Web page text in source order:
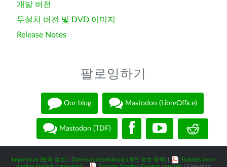
개발 버전
무설치 버전 및 DVD 이미지
Release Notes
팔로잉하기
Our blog Mastodon (LibreOffice)
Mastodon (TDF)
Impressum (법적 정보) Datenschutzerklärung (개인 정보 정책)
Statutes (non-